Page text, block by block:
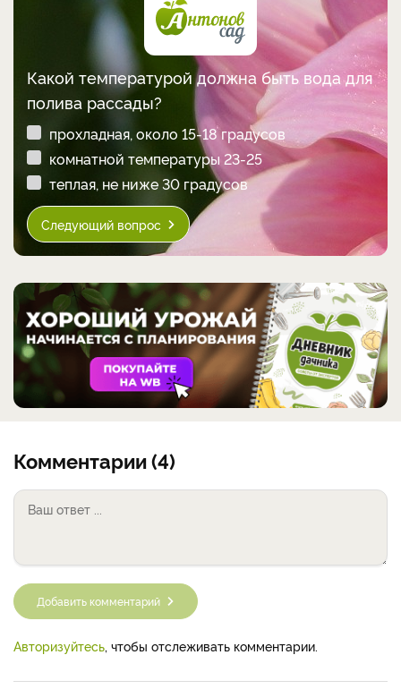
Какой температурой должна быть вода для
полива рассады?
прохладная, около 15-18 градусов
комнатной температуры 23-25
теплая, не ниже 30 градусов
Следующий вопрос
Комментарии (4)
Добавить комментарий
Авторизуйтесь , чтобы отслеживать комментарии.